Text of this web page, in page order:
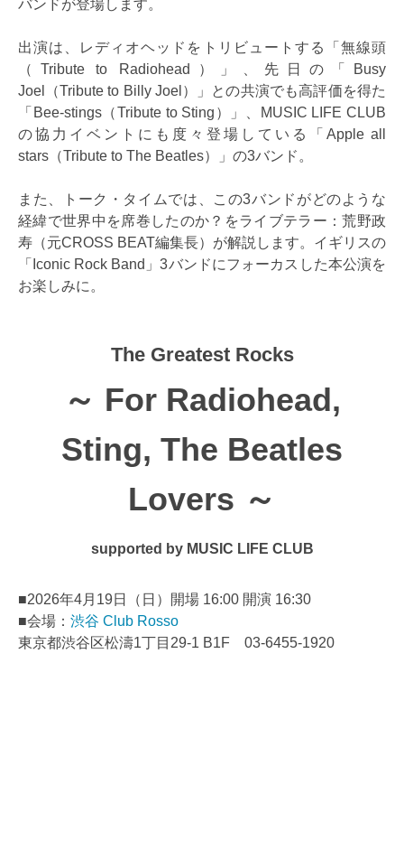
バンドが登場します。
出演は、レディオヘッドをトリビュートする「無線頭
（Tribute to Radiohead）」、先日の「Busy
Joel（Tribute to Billy Joel）」との共演でも高評価を得た
「Bee-stings（Tribute to Sting）」、MUSIC LIFE CLUB
の協力イベントにも度々登場している「Apple all
stars（Tribute to The Beatles）」の3バンド。
また、トーク・タイムでは、この3バンドがどのような
経緯で世界中を席巻したのか？をライブテラー：荒野政
寿（元CROSS BEAT編集長）が解説します。イギリスの
「Iconic Rock Band」3バンドにフォーカスした本公演を
お楽しみに。
The Greatest Rocks
～ For Radiohead,
Sting, The Beatles
Lovers ～
supported by MUSIC LIFE CLUB
■2026年4月19日（日）開場 16:00 開演 16:30
■会場： 渋谷 Club Rosso
東京都渋谷区松濤1丁目29-1 B1F 03-6455-1920